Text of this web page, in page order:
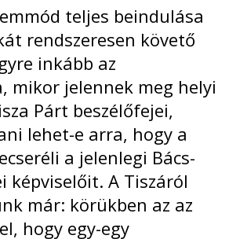
teljes beindulása
rendszeresen követő
inkább az
mikor jelennek meg helyi
Párt beszélőfejei,
lehet-e arra, hogy a
a jelenlegi Bács-
képviselőit. A Tiszáról
már: körükben az az
hogy egy-egy